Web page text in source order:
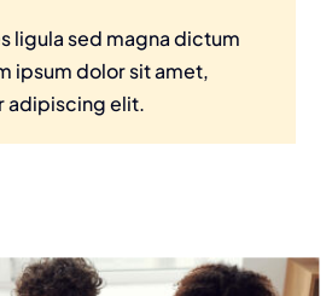
ligula sed magna dictum
ipsum dolor sit amet,
adipiscing elit.